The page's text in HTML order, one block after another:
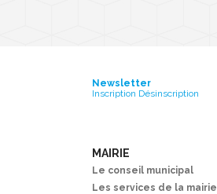
Newsletter
Inscription Désinscription
MAIRIE
Le conseil municipal
Les services de la mairie